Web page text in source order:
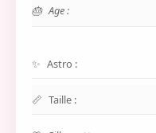
Age :
Astro :
Taille :